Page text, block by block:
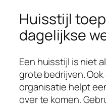
Huisstijl
dagelijkse
Een huisstijl is niet
grote bedrijven. Ook
organisatie helpt
over te komen.